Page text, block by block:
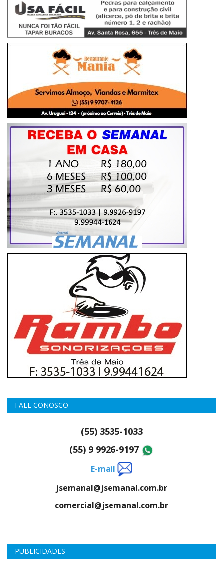
FALE CONOSCO
(55) 3535-1033
(55) 9 9926-9197
E-mail
jsemanal@jsemanal.com.br
comercial@jsemanal.com.br
PUBLICIDADES